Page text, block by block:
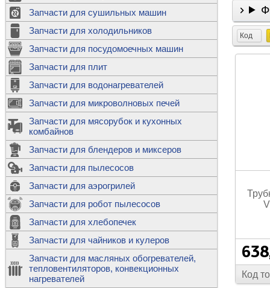
Запчасти для сушильных машин
Ролики
Запчасти для холодильников
Щитки
Датчики
Запчасти для посудомоечных машин
машин
Запчасти для плит
Запчасти для водонагревателей
Запчасти для микроволновых печей
Диоды и
Запчасти для мясорубок и кухонных
комбайнов
Насадки
Запчасти для блендеров и миксеров
Запчасти для пылесосов
Запчасти для аэрогрилей
ТЭНы для
Запчасти для робот пылесосов
Запчасти для хлебопечек
Запчасти для чайников и кулеров
Запчасти для масляных обогревателей,
тепловентиляторов, конвекционных
нагревателей
Код
Код